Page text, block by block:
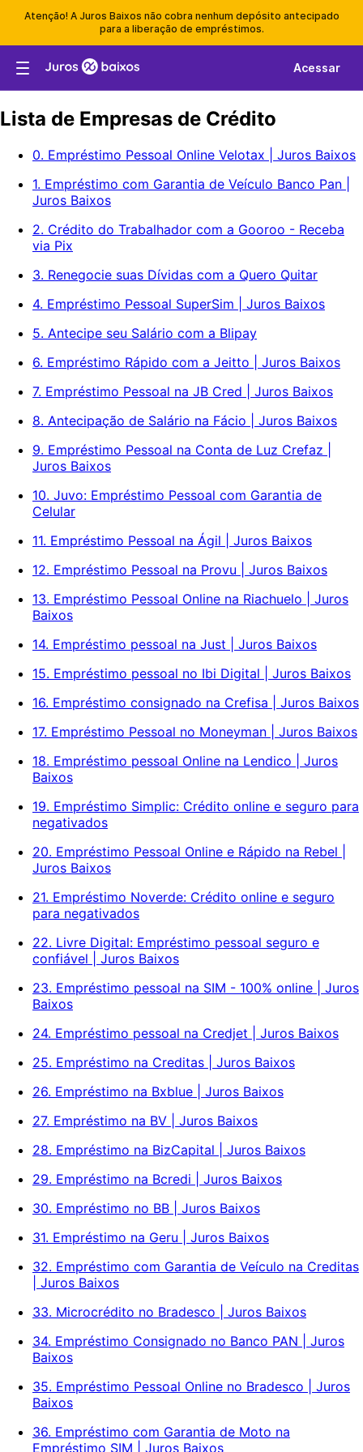
Atenção! A Juros Baixos não cobra nenhum depósito antecipado
para a liberação de empréstimos.
Acessar
Lista de Empresas de Crédito
0. Empréstimo Pessoal Online Velotax | Juros Baixos
1. Empréstimo com Garantia de Veículo Banco Pan |
Juros Baixos
2. Crédito do Trabalhador com a Gooroo - Receba
via Pix
3. Renegocie suas Dívidas com a Quero Quitar
4. Empréstimo Pessoal SuperSim | Juros Baixos
5. Antecipe seu Salário com a Blipay
6. Empréstimo Rápido com a Jeitto | Juros Baixos
7. Empréstimo Pessoal na JB Cred | Juros Baixos
8. Antecipação de Salário na Fácio | Juros Baixos
9. Empréstimo Pessoal na Conta de Luz Crefaz |
Juros Baixos
10. Juvo: Empréstimo Pessoal com Garantia de
Celular
11. Empréstimo Pessoal na Ágil | Juros Baixos
12. Empréstimo Pessoal na Provu | Juros Baixos
13. Empréstimo Pessoal Online na Riachuelo | Juros
Baixos
14. Empréstimo pessoal na Just | Juros Baixos
15. Empréstimo pessoal no Ibi Digital | Juros Baixos
16. Empréstimo consignado na Crefisa | Juros Baixos
17. Empréstimo Pessoal no Moneyman | Juros Baixos
18. Empréstimo pessoal Online na Lendico | Juros
Baixos
19. Empréstimo Simplic: Crédito online e seguro para
negativados
20. Empréstimo Pessoal Online e Rápido na Rebel |
Juros Baixos
21. Empréstimo Noverde: Crédito online e seguro
para negativados
22. Livre Digital: Empréstimo pessoal seguro e
confiável | Juros Baixos
23. Empréstimo pessoal na SIM - 100% online | Juros
Baixos
24. Empréstimo pessoal na Credjet | Juros Baixos
25. Empréstimo na Creditas | Juros Baixos
26. Empréstimo na Bxblue | Juros Baixos
27. Empréstimo na BV | Juros Baixos
28. Empréstimo na BizCapital | Juros Baixos
29. Empréstimo na Bcredi | Juros Baixos
30. Empréstimo no BB | Juros Baixos
31. Empréstimo na Geru | Juros Baixos
32. Empréstimo com Garantia de Veículo na Creditas
| Juros Baixos
33. Microcrédito no Bradesco | Juros Baixos
34. Empréstimo Consignado no Banco PAN | Juros
Baixos
35. Empréstimo Pessoal Online no Bradesco | Juros
Baixos
36. Empréstimo com Garantia de Moto na
Empréstimo SIM | Juros Baixos